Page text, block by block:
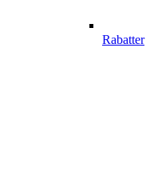
Rabatter